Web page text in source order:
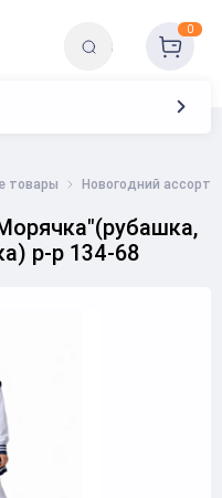
0
товары Новогодний
р-р 134-68